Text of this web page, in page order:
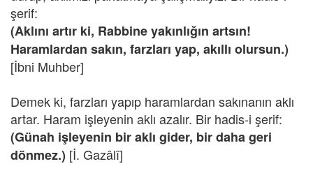
şerif:
(Aklını artır ki, Rabbine yakınlığın artsın!
Haramlardan sakın, farzları yap, akıllı olursun.)
[İbni Muhber]
Demek ki, farzları yapıp haramlardan sakınanın aklı
artar. Haram işleyenin aklı azalır. Bir hadis-i şerif:
(Günah işleyenin bir aklı gider, bir daha geri
dönmez.) [İ. Gazâlî]